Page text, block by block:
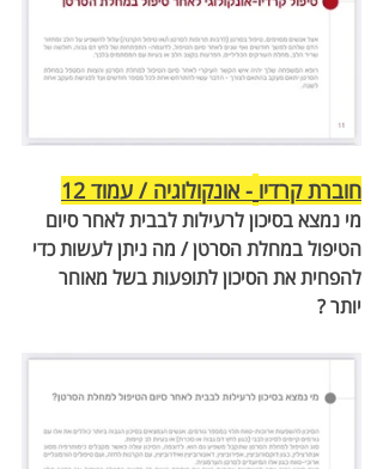
חוברת קרדיו - אונקולוגיה / עמוד 12
מי נמצא בסיכון לרעילות לבבית לאחר סיום
הטיפול במחלת הסרטן / מה ניתן לעשות כדי
להפחית את הסיכון לתופעות בשל מאוחר
יותר ?